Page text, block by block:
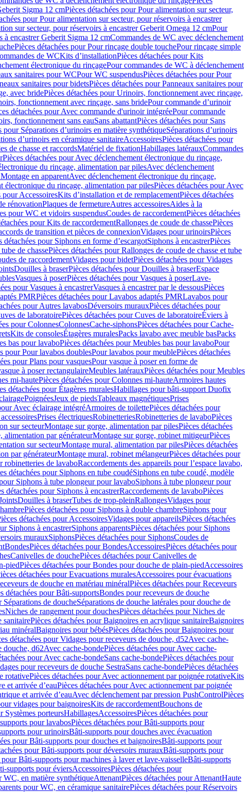
Sigma 12 cmPièces détachées pour Pour alimentation sur secteur,
pour Pour alimentation sur secteur, pour réservoirs à encastrer
sur secteur, pour réservoirs à encastrer Geberit Omega 12 cmPour
à encastrer Geberit Sigma 12 cmCommandes de WC avec déclenchement
Pièces détachées pour Pour rinçage double touchePour rinçage simple
de WCKits d’installationPièces détachées pour Kits
électronique du rinçagePour commandes de WC à déclenchement
sanitaires pour WCPour WC suspendusPièces détachées pour Pour
sanitaires pour bidetsPièces détachées pour Panneaux sanitaires pour
avec bridePièces détachées pour Urinoirs, fonctionnement avec rinçage,
fonctionnement avec rinçage, sans bridePour commande d’urinoir
détachées pour Avec commande d'urinoir intégréePour commande
fonctionnement sans eauSans abattantPièces détachées pour Sans
pour Séparations d’urinoirs en matière synthétiqueSéparations d’urinoirs
d’urinoirs en céramique sanitaireAccessoiresPièces détachées pour
de chasse et raccordsMatériel de fixationHabillages latérauxCommandes
Pièces détachées pour Avec déclenchement électronique du rinçage,
du rinçage, alimentation par pilesAvec déclenchement
en apparentAvec déclenchement électronique du rinçage,
électronique du rinçage, alimentation par pilesPièces détachées pour Avec
pour AccessoiresKits d’installation et de remplacementPièces détachées
rénovationPlaques de fermetureAutres accessoiresAides à la
pour WC et vidoirs suspendusCoudes de raccordementPièces détachées
pour Kits de raccordementRallonges de coude de chassePièces
de transition et pièces de connexionVidages pour urinoirsPièces
détachées pour Siphons en forme d’escargotSiphons à encastrerPièces
de chassePièces détachées pour Rallonges de coude de chasse et tube
de raccordementVidages pour bidetPièces détachées pour Vidages
Douilles à braserPièces détachées pour Douilles à braserEspace
Vasques à poserPièces détachées pour Vasques à poserLave-
pour Vasques à encastrerVasques à encastrer par le dessousPièces
PMRPièces détachées pour Lavabos adaptés PMRLavabos pour
pour Autres lavabosDéversoirs murauxPièces détachées pour
de laboratoirePièces détachées pour Cuves de laboratoireÉviers à
pour ColonnesColonnesCache-siphonsPièces détachées pour Cache-
Kits de consolesÉtagères muralesPacks lavabo avec meuble basPacks
bas pour lavaboPièces détachées pour Meubles bas pour lavaboPour
pour Pour lavabos doublesPour lavabos pour meublePièces détachées
pour Plans pour vasquesPour vasque à poser en forme de
à poser rectangulaireMeubles latérauxPièces détachées pour Meubles
mi-hautePièces détachées pour Colonnes mi-hauteArmoires hautes
détachées pour Étagères muralesHabillages pour bâti-support Duofix
PoignéesJeux de piedsTableaux magnétiquesPrises
Avec éclairage intégréArmoires de toilettePièces détachées pour
Prises électriquesRobinetteriesRobinetteries de lavaboPièces
sur secteurMontage sur gorge, alimentation par pilesPièces détachées
alimentation par générateurMontage sur gorge, robinet mitigeurPièces
sur secteurMontage mural, alimentation par pilesPièces détachées
par générateurMontage mural, robinet mélangeurPièces détachées pour
robinetteries de lavaboRaccordements des appareils pour l’espace lavabo,
détachées pour Siphons en tube coudéSiphons en tube coudé, modèle
Siphons à tube plongeur pour lavaboSiphons à tube plongeur pour
détachées pour Siphons à encastrerRaccordements de lavaboPièces
Douilles à braserTubes de trop-pleinRallongesVidages pour
Pièces détachées pour Siphons à double chambreSiphons pour
détachées pour AccessoiresVidages pour appareilsPièces détachées
Siphons à encastrerSiphons apparentsPièces détachées pour Siphons
murauxSiphonsPièces détachées pour SiphonsCoudes de
BondesPièces détachées pour BondesAccessoiresPièces détachées pour
Canivelles de douchePièces détachées pour Canivelles de
piedPièces détachées pour Bondes pour douche de plain-piedAccessoires
détachées pour Evacuations muralesAccessoires pour évacuations
de douche en matériau minéralPièces détachées pour Receveurs
détachées pour Bâti-supportsBondes pour receveurs de douche
Séparations de doucheSéparations de douche latérales pour douche de
Niches de rangement pour douchesPièces détachées pour Niches de
sanitairePièces détachées pour Baignoires en acrylique sanitaireBaignoires
minéralBaignoires pour bébésPièces détachées pour Baignoires pour
détachées pour Vidages pour receveurs de douche, d52Avec cache-
douche, d62Avec cache-bondePièces détachées pour Avec cache-
pour Avec cache-bondeSans cache-bondePièces détachées pour
pour receveurs de douche SestraSans cache-bondePièces détachées
rotativePièces détachées pour Avec actionnement par poignée rotativeKits
et arrivée d’eauPièces détachées pour Avec actionnement par poignée
et arrivée d’eauAvec déclenchement par pression PushControlPièces
vidages pour baignoiresKits de raccordementBouchons de
Systèmes porteursHabillagesAccessoiresPièces détachées pour
pour lavabosPièces détachées pour Bâti-supports pour
pour urinoirsBâti-supports pour douches avec évacuation
pour Bâti-supports pour douches et baignoiresBâti-supports pour
pour Bâti-supports pour déversoirs murauxBâti-supports pour
pour Bâti-supports pour machines à laver et lave-vaisselleBâti-supports
supports pour éviersAccessoiresPièces détachées pour
WC, en matière synthétiqueAttenantPièces détachées pour AttenantHaute
pour WC, en céramique sanitairePièces détachées pour Réservoirs